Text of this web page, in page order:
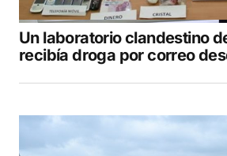
Un laboratorio clandestino
recibía droga por correo